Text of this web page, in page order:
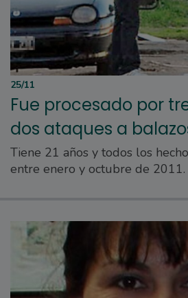
25/11
Fue procesado por
dos ataques a
Tiene 21 años y todos los
entre enero y octubre de 2011.